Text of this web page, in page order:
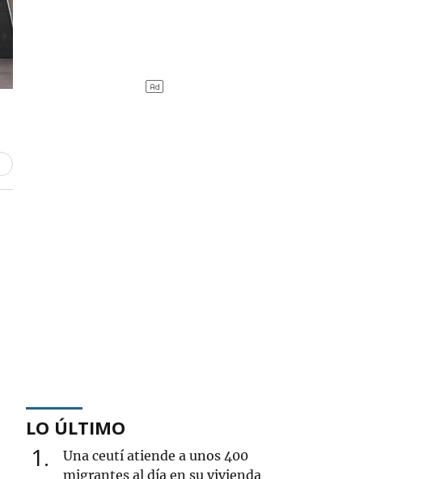
LO ÚLTIMO
1
Una ceutí atiende a unos 400
migrantes al día en su vivienda